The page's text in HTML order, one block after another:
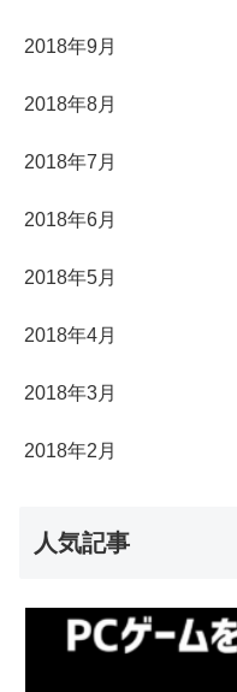
2018年9月
2018年8月
2018年7月
2018年6月
2018年5月
2018年4月
2018年3月
2018年2月
人気記事